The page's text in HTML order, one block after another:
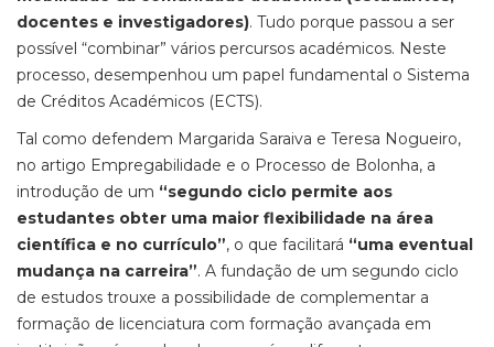
docentes e investigadores). Tudo porque passou a ser
possível “combinar” vários percursos académicos. Neste
processo, desempenhou um papel fundamental o Sistema
de Créditos Académicos (ECTS).
Tal como defendem Margarida Saraiva e Teresa Nogueiro,
no artigo Empregabilidade e o Processo de Bolonha, a
introdução de um “segundo ciclo permite aos
estudantes obter uma maior flexibilidade na área
científica e no currículo”, o que facilitará “uma eventual
mudança na carreira”. A fundação de um segundo ciclo
de estudos trouxe a possibilidade de complementar a
formação de licenciatura com formação avançada em